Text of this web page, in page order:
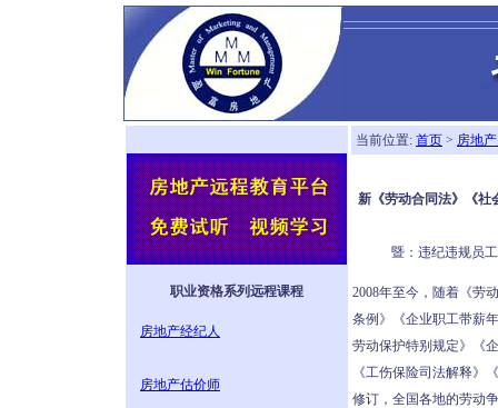
职业资格系列远程课程
房地产经纪人
房地产估价师
当前位置: 首页 > 房地
新《劳动合同法》《社
暨：违纪违规员
2008年至今，随着《劳
条例》《企业职工带薪
劳动保护特别规定》《
《工伤保险司法解释》
修订，全国各地的劳动